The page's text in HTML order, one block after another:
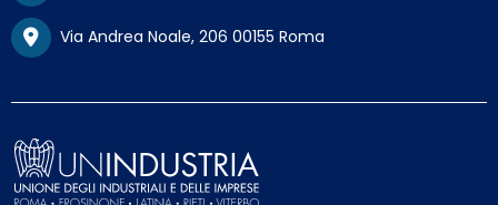
Via Andrea Noale, 206 00155 Roma